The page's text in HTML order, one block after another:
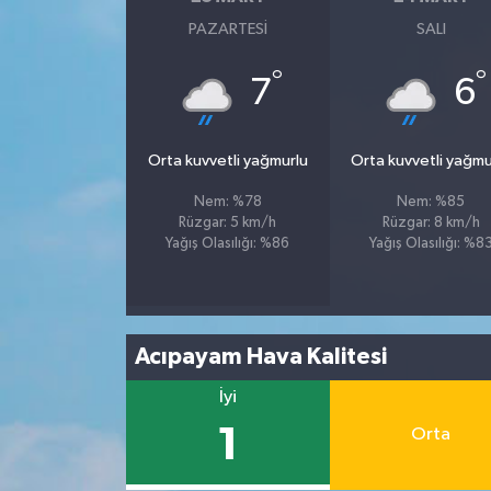
PAZARTESI
7°
Orta kuvvetli yağmurlu
Nem: %78
Rüzgar: 5 km/h
Yağış Olasılığı: %86
SALI
6°
Orta kuvvetli
Nem: %85
Rüzgar: 8 km/h
Yağış Olasılığı: %83
Acıpayam Hava Kalitesi
İyi
1 Orta
Videolu Haberler